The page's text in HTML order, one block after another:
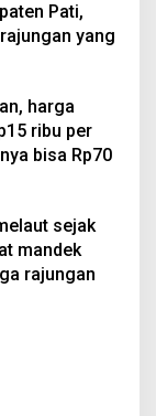
Pati,
yang
harga
ribu per
bisa Rp70
sejak
mandek
rajungan